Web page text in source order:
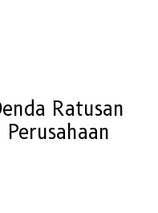
Ratusan